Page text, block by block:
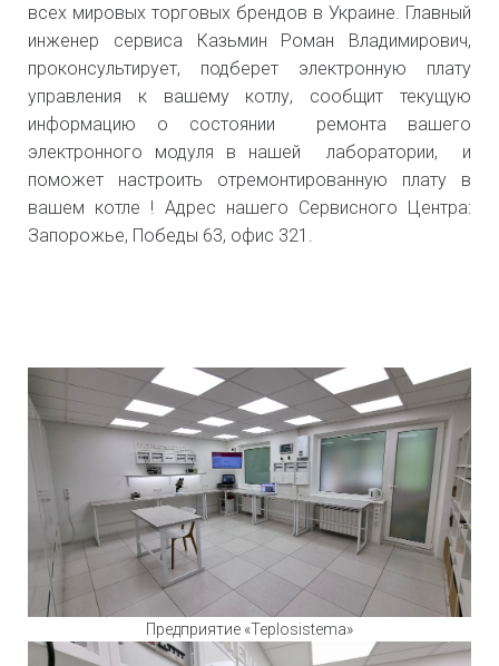
всех мировых торговых брендов в Украине. Главный
инженер сервиса Казьмин Роман Владимирович,
проконсультирует, подберет электронную плату
управления к вашему котлу, сообщит текущую
информацию о состоянии ремонта вашего
электронного модуля в нашей лаборатории, и
поможет настроить отремонтированную плату в
вашем котле ! Адрес нашего Сервисного Центра:
Запорожье, Победы 63, офис 321.
Предприятие «Teplosistema»